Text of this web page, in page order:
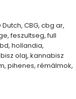
Dutch, CBG, cbg ar,
, feszultseg, full
, hollandia,
olaj, kannabisz
, pihenes, rémálmok,